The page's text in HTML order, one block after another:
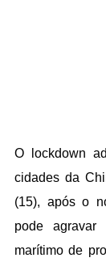
O lockdown
cidades da
(15), após o
pode
marítimo de